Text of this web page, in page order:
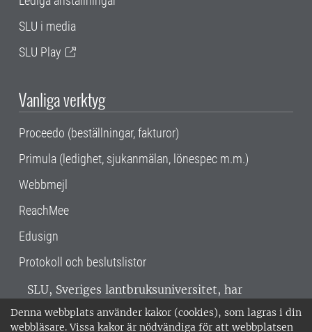
Denna webbplats använder kakor (cookies), som lagras i din
webbläsare. Vissa kakor är nödvändiga för att webbplatsen
SLU i media
SLU Play
Vanliga verktyg
Proceedo (beställningar, fakturor)
Primula (ledighet, sjukanmälan, lönespec m.m.)
Webbmejl
ReachMee
Edusign
Protokoll och beslutslistor
SLU, Sveriges lantbruksuniversitet, har
verksamhet över hela Sverige. Huvudorter är
Alnarp, Uppsala och Umeå.SLU är